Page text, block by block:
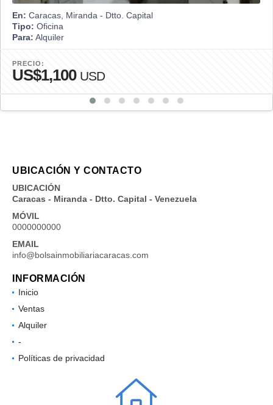
En: Caracas, Miranda - Dtto. Capital
Tipo: Oficina
Para: Alquiler
PRECIO:
US$1,100 USD
UBICACIÓN Y CONTACTO
UBICACIÓN
Caracas - Miranda - Dtto. Capital - Venezuela
MÓVIL
0000000000
EMAIL
info@bolsainmobiliariacaracas.com
INFORMACIÓN
Inicio
Ventas
Alquiler
-
Políticas de privacidad